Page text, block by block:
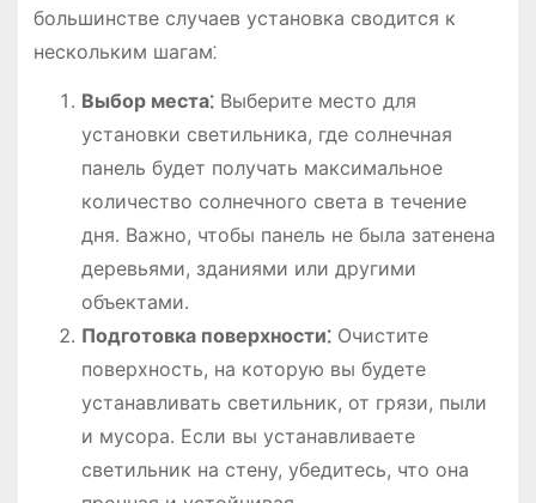
большинстве случаев установка сводится к
нескольким шагам⁚
Выбор места⁚Выберите место для
установки светильника, где солнечная
панель будет получать максимальное
количество солнечного света в течение
дня․ Важно, чтобы панель не была затенена
деревьями, зданиями или другими
объектами․
Подготовка поверхности⁚Очистите
поверхность, на которую вы будете
устанавливать светильник, от грязи, пыли
и мусора․ Если вы устанавливаете
светильник на стену, убедитесь, что она